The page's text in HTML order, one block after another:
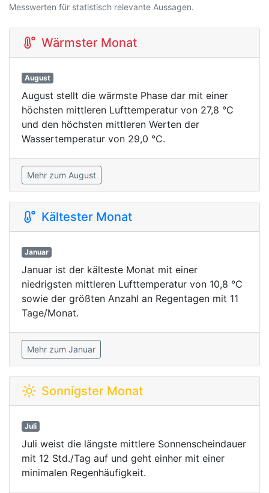
Messwerten für statistisch relevante Aussagen.
Wärmster Monat
August
August stellt die wärmste Phase dar mit einer
höchsten mittleren Lufttemperatur von 27,8 °C
und den höchsten mittleren Werten der
Wassertemperatur von 29,0 °C.
Mehr zum August
Kältester Monat
Januar
Januar ist der kälteste Monat mit einer
niedrigsten mittleren Lufttemperatur von 10,8 °C
sowie der größten Anzahl an Regentagen mit 11
Tage/Monat.
Mehr zum Januar
Sonnigster Monat
Juli
Juli weist die längste mittlere Sonnenscheindauer
mit 12 Std./Tag auf und geht einher mit einer
minimalen Regenhäufigkeit.